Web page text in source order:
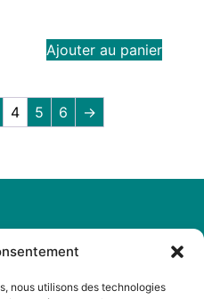
nous utilisons des technologies
Ajouter au panier
4 5 6 →
Accueil
Mentions